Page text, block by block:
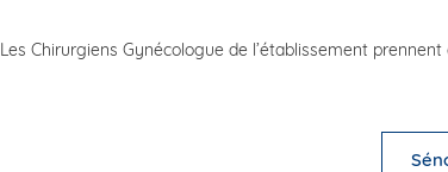
Les Chirurgiens Gynécologue de l’établissement